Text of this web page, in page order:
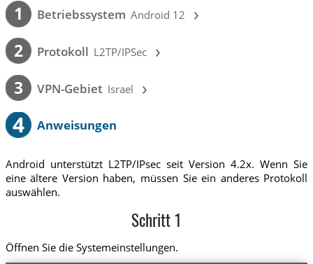
1 Betriebssystem Android 12 ›
2 Protokoll L2TP/IPSec ›
3 VPN-Gebiet Israel ›
4 Anweisungen
Android unterstützt L2TP/IPsec seit Version 4.2x. Wenn Sie
eine ältere Version haben, müssen Sie ein anderes Protokoll
auswählen.
Schritt 1
Öffnen Sie die Systemeinstellungen.